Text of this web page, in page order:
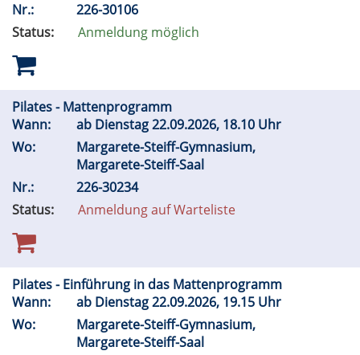
Nr.:
226-30106
Status:
Anmeldung möglich
Pilates - Mattenprogramm
Wann:
ab Dienstag 22.09.2026, 18.10 Uhr
Wo:
Margarete-Steiff-Gymnasium,
Margarete-Steiff-Saal
Nr.:
226-30234
Status:
Anmeldung auf Warteliste
Pilates - Einführung in das Mattenprogramm
Wann:
ab Dienstag 22.09.2026, 19.15 Uhr
Wo:
Margarete-Steiff-Gymnasium,
Margarete-Steiff-Saal